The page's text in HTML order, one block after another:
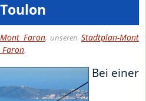
Mont Faron, unserenStadtplan-Mont
.
Bei einer